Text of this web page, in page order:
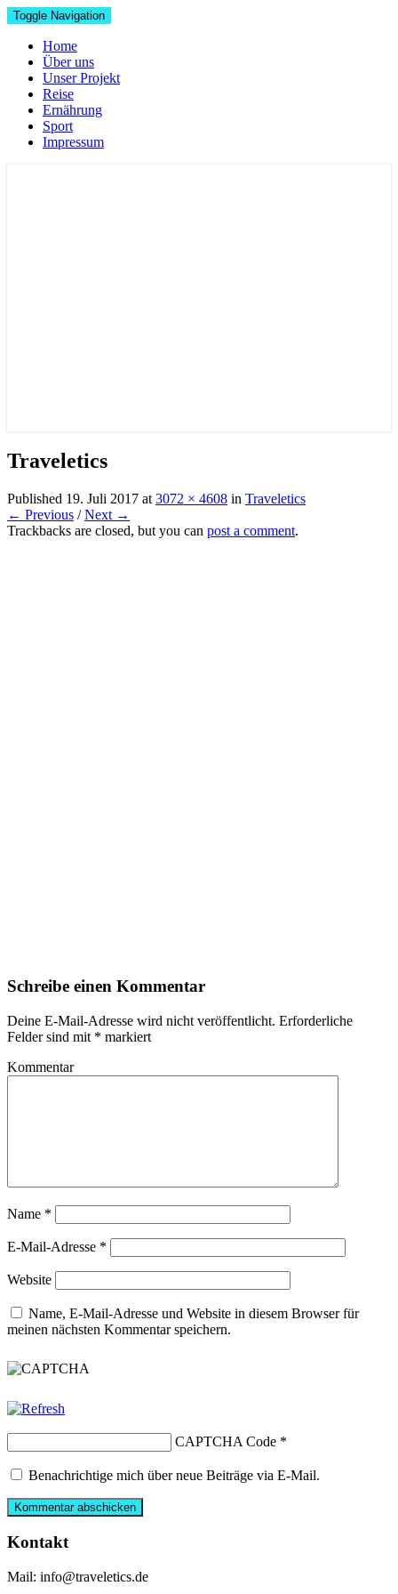
Toggle Navigation
Home
Über uns
Unser Projekt
Reise
Ernährung
Sport
Impressum
Traveletics
Published 19. Juli 2017 at 3072 × 4608 in Traveletics
← Previous /Next →
Trackbacks are closed, but you can post a comment.
Schreibe einen Kommentar
Deine E-Mail-Adresse wird nicht veröffentlicht. Erforderliche
Felder sind mit * markiert
Kommentar
Name *
E-Mail-Adresse *
Website
Name, E-Mail-Adresse und Website in diesem Browser für
meinen nächsten Kommentar speichern.
CAPTCHA Code *
Benachrichtige mich über neue Beiträge via E-Mail.
Kontakt
Mail: info@traveletics.de